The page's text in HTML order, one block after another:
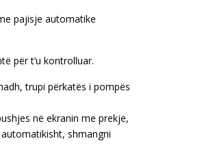
pajisje automatike
për t’u kontrolluar.
trupi përkatës i pompës
në ekranin me prekje,
shmangni